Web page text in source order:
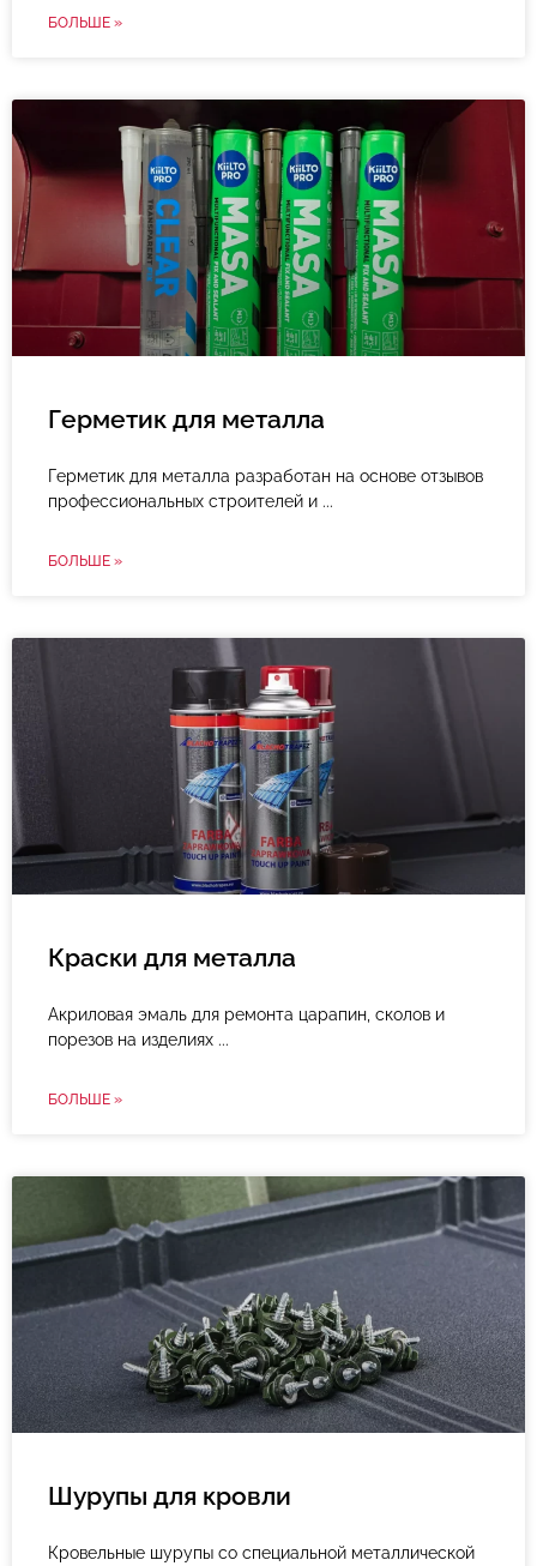
БОЛЬШЕ »
Герметик для металла
Герметик для металла разработан на основе отзывов
профессиональных строителей и
БОЛЬШЕ »
Краски для металла
Акриловая эмаль для ремонта царапин, сколов и
порезов на изделиях
БОЛЬШЕ »
Шурупы для кровли
Кровельные шурупы со специальной металлической